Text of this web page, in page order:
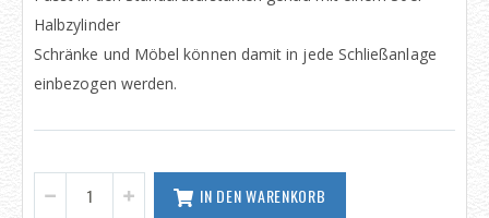
Halbzylinder
Schränke und Möbel können damit in jede Schließanlage
einbezogen werden.
IN DEN WARENKORB